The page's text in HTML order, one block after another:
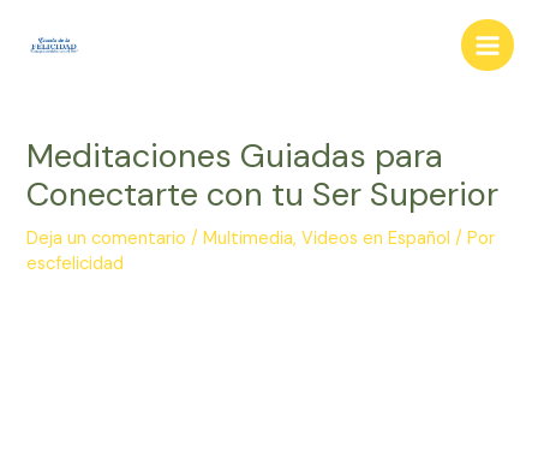
Main
Meditaciones Guiadas para
Conectarte con tu Ser Superior
Deja un comentario /Multimedia,Videos en Español / Por
escfelicidad